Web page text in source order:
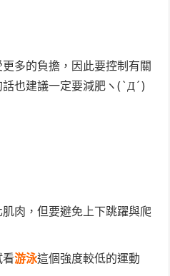
多的負擔，因此要控制有關
也建議一定要減肥ヽ(`Д´)
肉，但要避免上下跳躍與爬
看游泳這個強度較低的運動